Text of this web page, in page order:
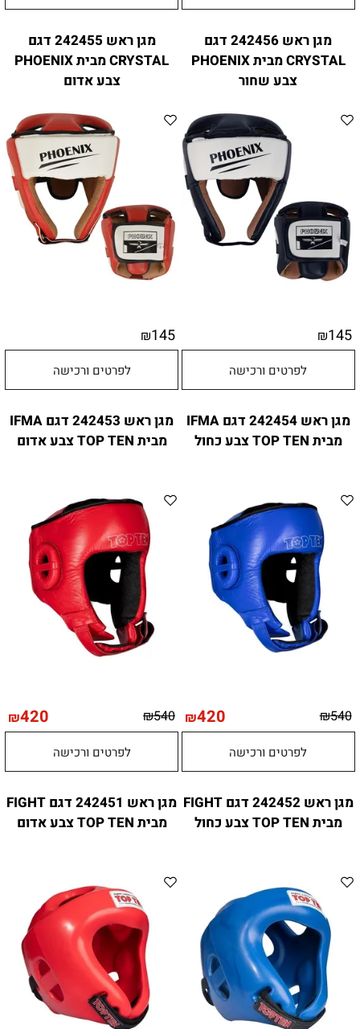
מגן ראש 242456 דגם
CRYSTAL מבית PHOENIX
צבע שחור
₪145
לפרטים ורכישה
מגן ראש 242455 דגם
CRYSTAL מבית PHOENIX
צבע אדום
₪145
לפרטים ורכישה
מגן ראש 242454 דגם IFMA
מבית TOP TEN צבע כחול
₪540
₪420
לפרטים ורכישה
מגן ראש 242453 דגם IFMA
מבית TOP TEN צבע אדום
₪540
₪420
לפרטים ורכישה
מגן ראש 242452 דגם FIGHT
מבית TOP TEN צבע כחול
מגן ראש 242451 דגם FIGHT
מבית TOP TEN צבע אדום